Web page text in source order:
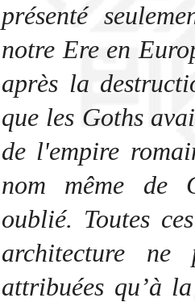
présenté
notre Ere en
après la
que les Goths
de l'empire
nom même de
oublié. Toutes
architecture ne
attribuées qu’à